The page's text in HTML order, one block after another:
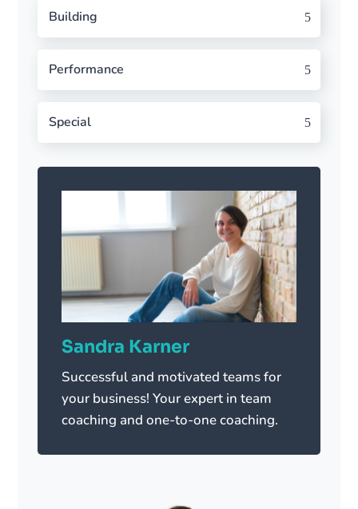
Building
Performance
Special
Sandra Karner
Successful and motivated teams for
your business! Your expert in team
coaching and one-to-one coaching.